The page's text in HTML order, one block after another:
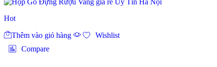
Hot
Thêm vào giỏ hàng
Wishlist
Compare